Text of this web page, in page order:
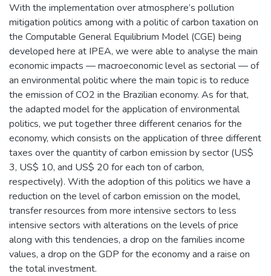
With the implementation over atmosphere’s pollution
mitigation politics among with a politic of carbon taxation on
the Computable General Equilibrium Model (CGE) being
developed here at IPEA, we were able to analyse the main
economic impacts — macroeconomic level as sectorial — of
an environmental politic where the main topic is to reduce
the emission of CO2 in the Brazilian economy. As for that,
the adapted model for the application of environmental
politics, we put together three different cenarios for the
economy, which consists on the application of three different
taxes over the quantity of carbon emission by sector (US$
3, US$ 10, and US$ 20 for each ton of carbon,
respectively). With the adoption of this politics we have a
reduction on the level of carbon emission on the model,
transfer resources from more intensive sectors to less
intensive sectors with alterations on the levels of price
along with this tendencies, a drop on the families income
values, a drop on the GDP for the economy and a raise on
the total investment.